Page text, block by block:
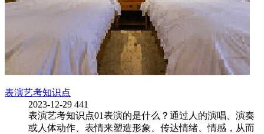
表演艺考知识点
2023-12-29 441
表演艺考知识点01表演的是什么？通过人的演唱、演奏
或人体动作、表情来塑造形象、传达情绪、情感，从而